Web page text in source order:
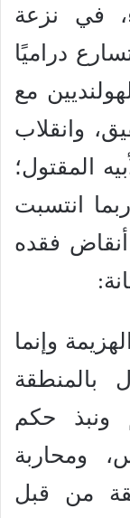
في نزعة
دراميًا
مع
وانقلاب
المقتول؛
انتسبت
أنقاض فقده
وإنما
بالمنطقة
ونبذ حكم
ومحاربة
من قبل